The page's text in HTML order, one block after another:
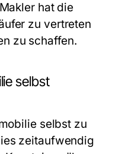
hat die
zu vertreten
zu schaffen.
selbst
selbst zu
zeitaufwendig